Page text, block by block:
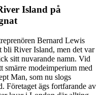
Island på
Bernard Lewis
bli River Island, men det var
sitt nuvarande namn. Vid
smärre modeimperium med
Man, som nu slogs
Företaget ägs fortfarande av